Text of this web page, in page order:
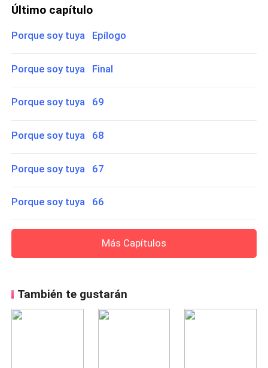
Último capítulo
Porque soy tuya Epílogo
Porque soy tuya Final
Porque soy tuya 69
Porque soy tuya 68
Porque soy tuya 67
Porque soy tuya 66
Más Capítulos
También te gustarán